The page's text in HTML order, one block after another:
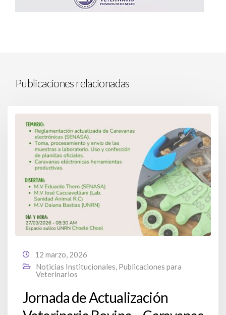
Publicaciones relacionadas
12 marzo, 2026
Noticias Institucionales, Publicaciones para
Veterinarios
Jornada de Actualización